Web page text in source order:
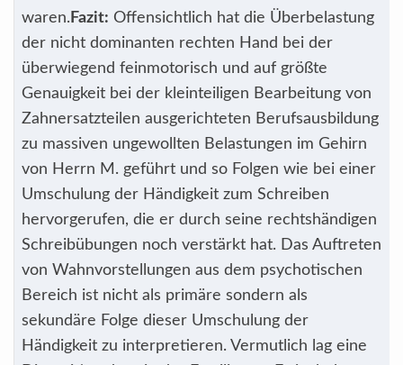
waren. Fazit: Offensichtlich hat die Überbelastung
der nicht dominanten rechten Hand bei der
überwiegend feinmotorisch und auf größte
Genauigkeit bei der kleinteiligen Bearbeitung von
Zahnersatzteilen ausgerichteten Berufsausbildung
zu massiven ungewollten Belastungen im Gehirn
von Herrn M. geführt und so Folgen wie bei einer
Umschulung der Händigkeit zum Schreiben
hervorgerufen, die er durch seine rechtshändigen
Schreibübungen noch verstärkt hat. Das Auftreten
von Wahnvorstellungen aus dem psychotischen
Bereich ist nicht als primäre sondern als
sekundäre Folge dieser Umschulung der
Händigkeit zu interpretieren. Vermutlich lag eine